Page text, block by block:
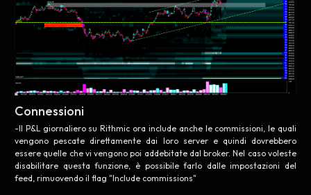
Connessioni
-Il P&L giornaliero su Rithmic ora include anche le commissioni, le quali
vengono pescate direttamente dai loro server e quindi dovrebbero
essere quelle che vi vengono poi addebitate dal broker. Nel caso voleste
disabilitare questa funzione, è possibile farlo dalle impostazioni del
feed, rimuovendo il flag "Include commissions"